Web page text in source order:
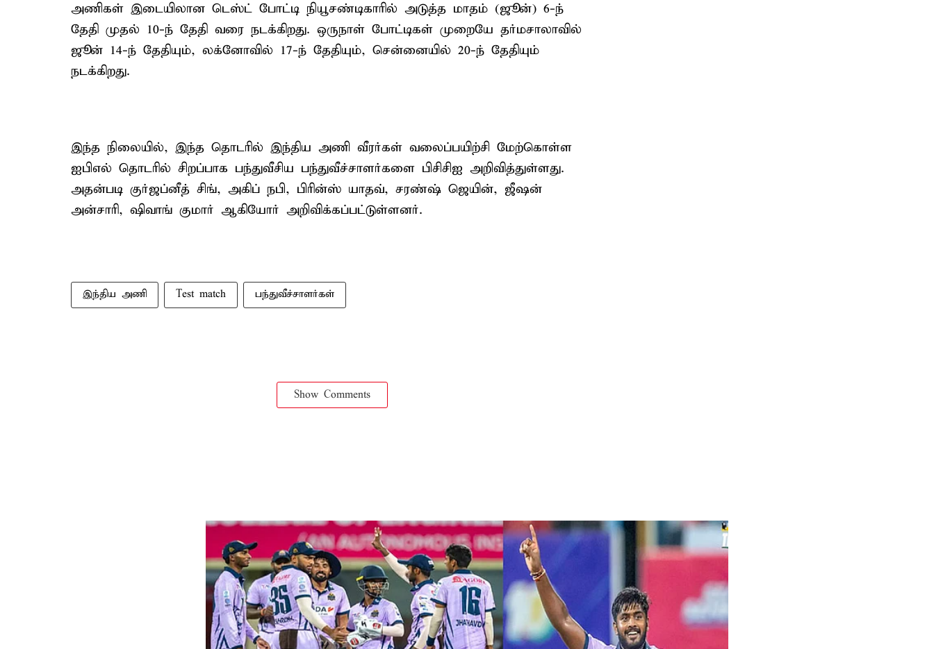
அணிகள் இடையிலான டெஸ்ட் போட்டி நியூசண்டிகாரில் அடுத்த மாதம் (ஜூன்) 6-ந்
தேதி முதல் 10-ந் தேதி வரை நடக்கிறது. ஒருநாள் போட்டிகள் முறையே தர்மசாலாவில்
ஜூன் 14-ந் தேதியும், லக்னோவில் 17-ந் தேதியும், சென்னையில் 20-ந் தேதியும்
நடக்கிறது.
இந்த நிலையில், இந்த தொடரில் இந்திய அணி வீரர்கள் வலைப்பயிற்சி மேற்கொள்ள
ஐபிஎல் தொடரில் சிறப்பாக பந்துவீசிய பந்துவீச்சாளர்களை பிசிசிஐ அறிவித்துள்ளது.
அதன்படி குர்ஜப்னீத் சிங், அகிப் நபி, பிரின்ஸ் யாதவ், சரண்ஷ் ஜெயின், ஜீஷன்
அன்சாரி, ஷிவாங் குமார் ஆகியோர் அறிவிக்கப்பட்டுள்ளனர்.
இந்திய அணி Test match பந்துவீச்சாளர்கள்
Show Comments